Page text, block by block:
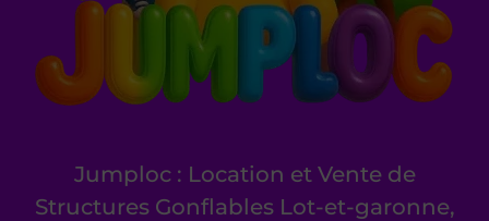
Jumploc : Location et Vente de
Structures Gonflables Lot-et-garonne,